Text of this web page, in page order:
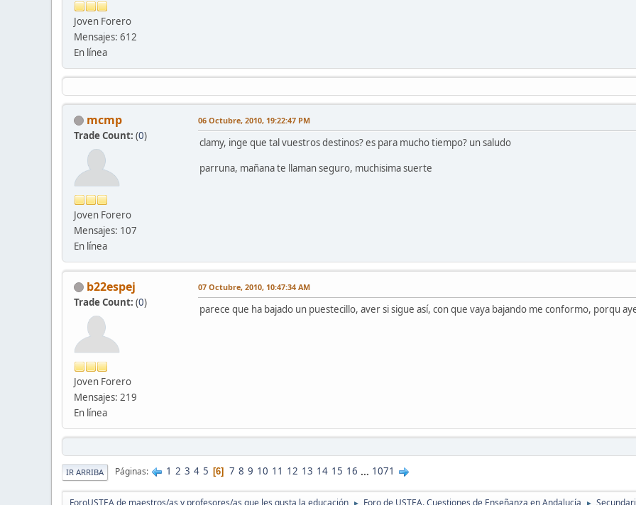
Joven Forero
Mensajes: 612
En línea
mcmp
Trade Count: (0)
Joven Forero
Mensajes: 107
En línea
06 Octubre, 2010, 19:22:47 PM
clamy, inge que tal vuestros destinos? es para mucho tiempo? un saludo
parruna, mañana te llaman seguro, muchisima suerte
b22espej
Trade Count: (0)
Joven Forero
Mensajes: 219
En línea
07 Octubre, 2010, 10:47:34 AM
parece que ha bajado un puestecillo, aver si sigue así, con que vaya bajando me conformo, porqu
IR ARRIBA Páginas 1 2 3 4 5 6 7 8 9 10 11 12 13 14 15 16 ... 1071
ForoUSTEA de maestros/as y profesores/as que les gusta la educación ► Foro de USTEA. Cuestiones de Enseñanza en Andalucía ►